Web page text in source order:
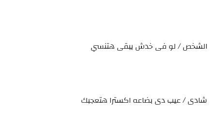
الشخص / لو فى خدش يبقى هتنسي
شادى / عيب دى بضاعه اكسترا هتعجبك